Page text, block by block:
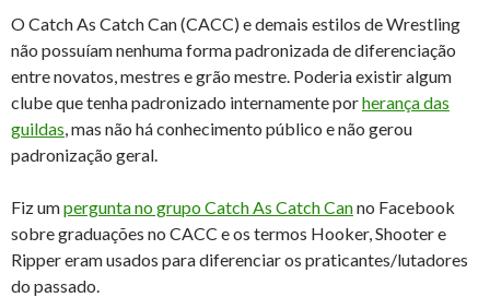
O Catch As Catch Can (CACC) e demais estilos de Wrestling
não possuíam nenhuma forma padronizada de diferenciação
entre novatos, mestres e grão mestre. Poderia existir algum
clube que tenha padronizado internamente porherança das
guildas, mas não há conhecimento público e não gerou
padronização geral.
Fiz umpergunta no grupo Catch As Catch Canno Facebook
sobre graduações no CACC e os termos Hooker, Shooter e
Ripper eram usados para diferenciar os praticantes/lutadores
do passado.